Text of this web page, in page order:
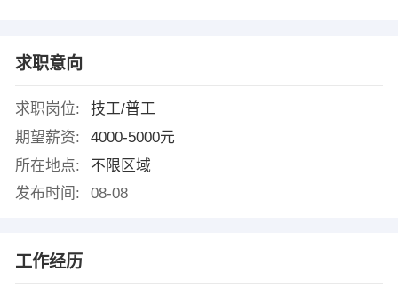
求职意向
求职岗位:
技工/普工
期望薪资:
4000-5000元
所在地点:
不限区域
发布时间:
08-08
工作经历